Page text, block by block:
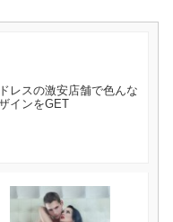
レスの激安店舗で色んな
インをGET